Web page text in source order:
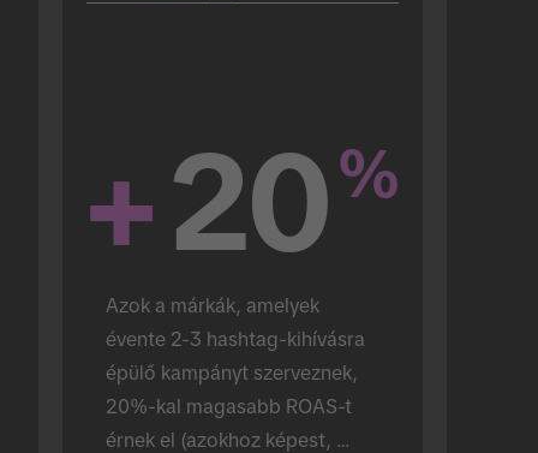
+20%
Azok a márkák, amelyek
évente 2-3 hashtag-kihívásra
épülő kampányt szerveznek,
20%-kal magasabb ROAS-t
érnek el (azokhoz képest,